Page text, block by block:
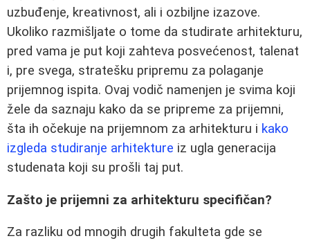
uzbuđenje, kreativnost, ali i ozbiljne izazove.
Ukoliko razmišljate o tome da studirate arhitekturu,
pred vama je put koji zahteva posvećenost, talenat
i, pre svega, stratešku pripremu za polaganje
prijemnog ispita. Ovaj vodič namenjen je svima koji
žele da saznaju kako da se pripreme za prijemni,
šta ih očekuje na prijemnom za arhitekturu i kako
izgleda studiranje arhitekture iz ugla generacija
studenata koji su prošli taj put.
Zašto je prijemni za arhitekturu specifičan?
Za razliku od mnogih drugih fakulteta gde se